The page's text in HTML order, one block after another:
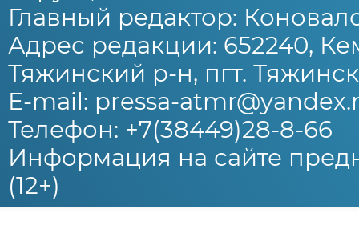
Главный редактор:
Адрес редакции: 652240,
Тяжинский р-н, пгт.
E-mail: pressa-
Телефон: +7(38449)28-8-66
Информация на сайте
(12+)